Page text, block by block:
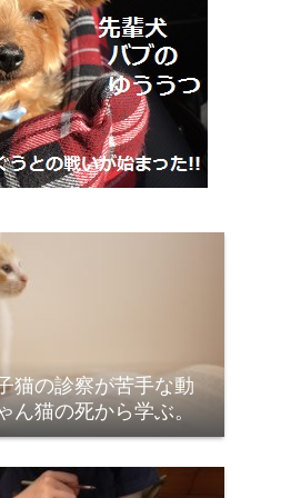
猫の診察が苦手な動
ん猫の死から学ぶ。